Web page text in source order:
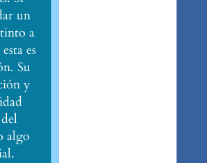
un
a
es
Su
y
algo